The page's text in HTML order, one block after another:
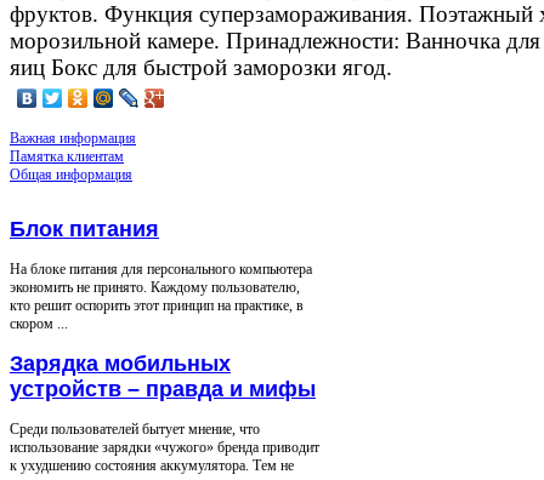
фруктов. Функция суперзамораживания. Поэтажный
морозильной камере. Принадлежности: Ванночка для
яиц Бокс для быстрой заморозки ягод.
Важная информация
Памятка клиентам
Общая информация
Блок питания
На блоке питания для персонального компьютера
экономить не принято. Каждому пользователю,
кто решит оспорить этот принцип на практике, в
скором ...
Зарядка мобильных
устройств – правда и мифы
Среди пользователей бытует мнение, что
использование зарядки «чужого» бренда приводит
к ухудшению состояния аккумулятора. Тем не